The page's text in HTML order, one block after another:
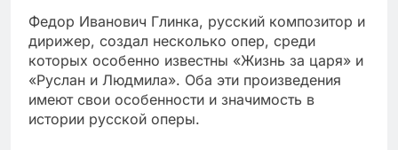
Федор Иванович Глинка, русский композитор и
дирижер, создал несколько опер, среди
которых особенно известны «Жизнь за царя» и
«Руслан и Людмила». Оба эти произведения
имеют свои особенности и значимость в
истории русской оперы.